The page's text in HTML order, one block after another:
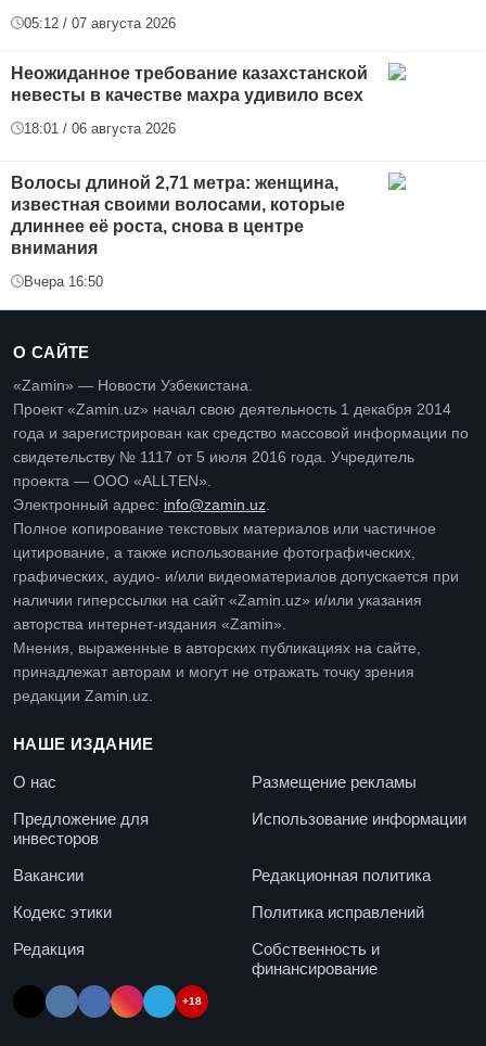
05:12 / 07 августа 2026
Неожиданное требование казахстанской
невесты в качестве махра удивило всех
18:01 / 06 августа 2026
Волосы длиной 2,71 метра: женщина,
известная своими волосами, которые
длиннее её роста, снова в центре
внимания
Вчера 16:50
О САЙТЕ
«Zamin» — Новости Узбекистана.
Проект «Zamin.uz» начал свою деятельность 1 декабря 2014
года и зарегистрирован как средство массовой информации по
свидетельству № 1117 от 5 июля 2016 года. Учредитель
проекта — ООО «ALLTEN».
Электронный адрес: info@zamin.uz
Полное копирование текстовых материалов или частичное
цитирование, а также использование фотографических,
графических, аудио- и/или видеоматериалов допускается при
наличии гиперссылки на сайт «Zamin.uz» и/или указания
авторства интернет-издания «Zamin».
Мнения, выраженные в авторских публикациях на сайте,
принадлежат авторам и могут не отражать точку зрения
редакции Zamin.uz.
НАШЕ ИЗДАНИЕ
О нас
Размещение рекламы
Предложение для
инвесторов
Использование информации
Вакансии
Редакционная политика
Кодекс этики
Политика исправлений
Редакция
Собственность и
финансирование
+18